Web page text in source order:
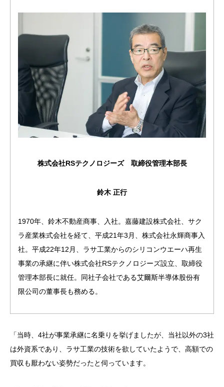
株式会社RSテクノロジーズ　取締役管理本部長
鈴木 正行
1970年、鈴木不動産商事、入社。嘉藤建設株式会社、サク
ラ産業株式会社を経て、平成21年3月、株式会社永輝商事入
社。平成22年12月、ラサ工業からのシリコンウエーハ再生
事業の承継に伴い株式会社RSテクノロジーズ設立、取締役
管理本部長に就任。同社子会社である艾爾斯半導体股份有
限公司の董事長も務める。
「当時、4社が事業承継に名乗りを挙げましたが、当社以外の3社
は外資系であり、ラサ工業の技術を欲していたようで、高額での
買収も厭わない姿勢だったと伺っています。